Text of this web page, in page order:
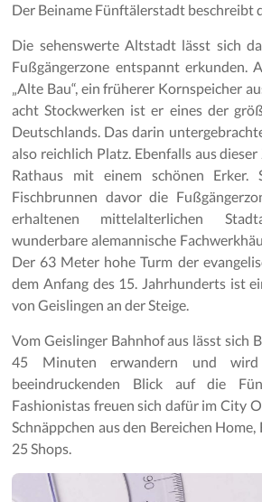
Der Beiname Fünftälerstadt beschreibt
Die sehenswerte Altstadt lässt sich
Fußgängerzone entspannt erkunden.
„Alte Bau“, ein früherer Kornspeicher
acht Stockwerken ist er eines der
Deutschlands. Das darin
also reichlich Platz. Ebenfalls aus
Rathaus mit einem schönen
Fischbrunnen davor die
erhaltenen mittelalterlichen
wunderbare alemannische
Der 63 Meter hohe Turm der
dem Anfang des 15. Jahrhunderts ist
von Geislingen an der Steige.
Vom Geislinger Bahnhof aus lässt sich
45 Minuten erwandern und
beeindruckenden Blick auf die
Fashionistas freuen sich dafür im City
Schnäppchen aus den Bereichen
25 Shops.